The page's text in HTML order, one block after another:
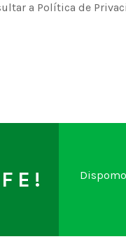
a Política de